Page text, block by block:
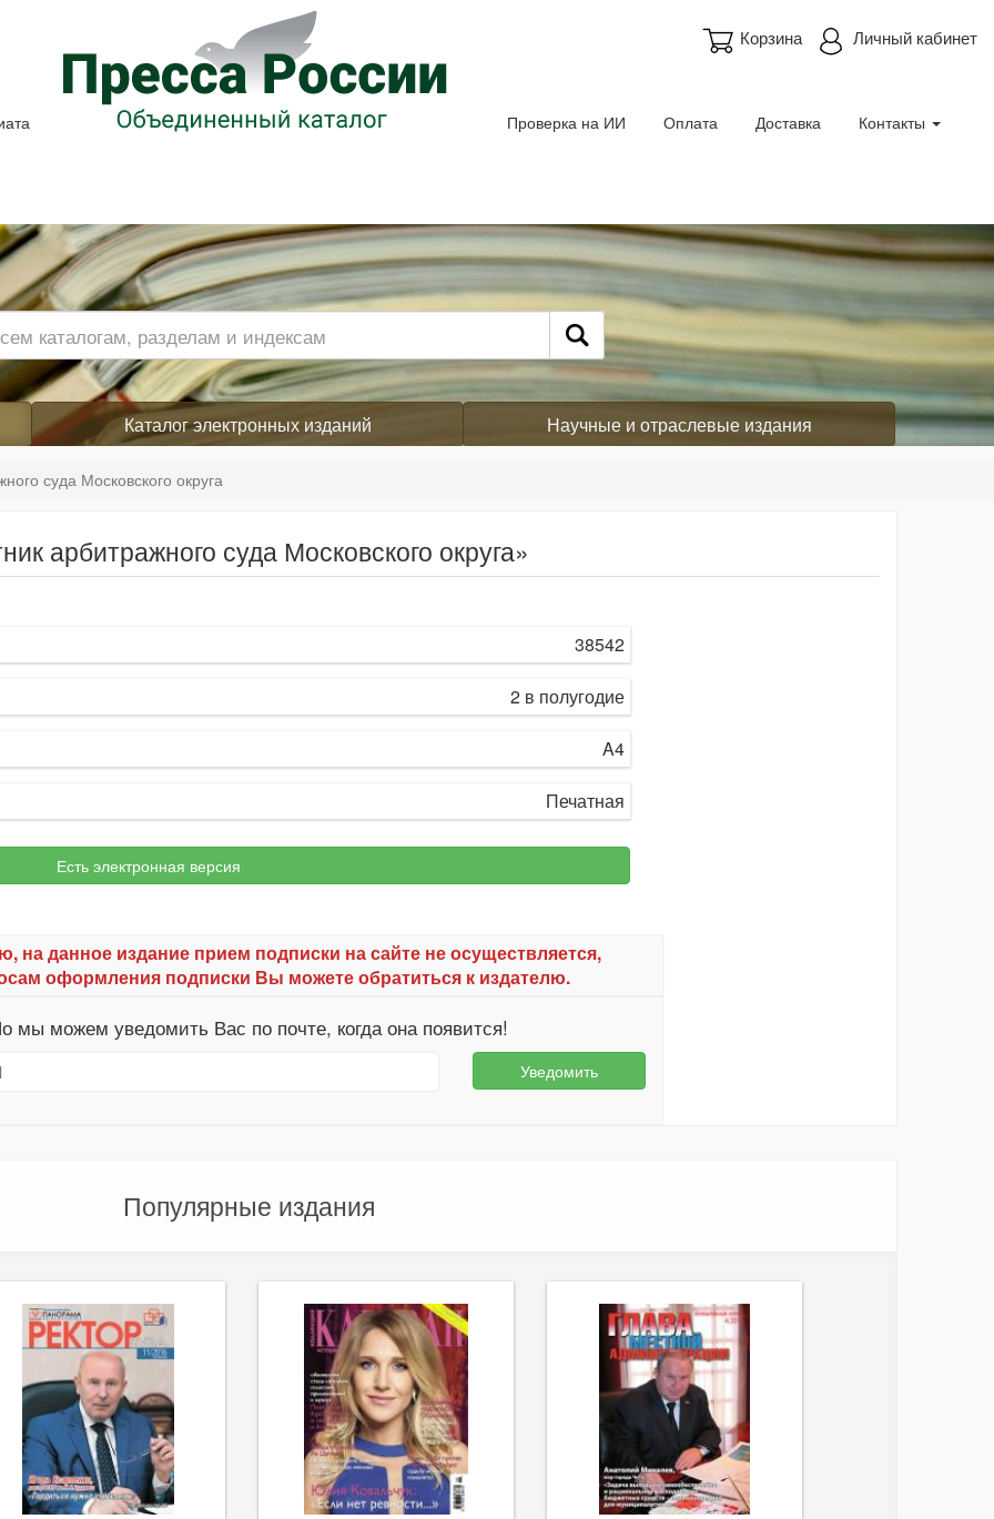
Личный кабинет
Корзина
Проверка на ИИ Оплата Доставка Контакты
Каталог электронных изданий Научные и отраслевые издания
суда Московского округа
арбитражного суда Московского округа»
38542
2 в полугодие
A4
Печатная
Есть электронная версия
на данное издание прием подписки на сайте не осуществляется,
оформления подписки Вы можете обратиться к издателю.
мы можем уведомить Вас по почте, когда она появится!
Уведомить
Популярные издания